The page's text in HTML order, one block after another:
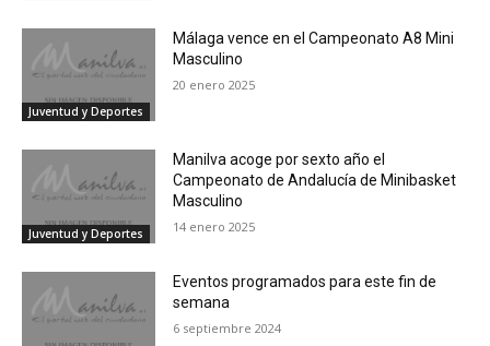
Juventud y Deportes
Málaga vence en el Campeonato A8 Mini
Masculino
20 enero 2025
Juventud y Deportes
Manilva acoge por sexto año el
Campeonato de Andalucía de Minibasket
Masculino
14 enero 2025
Eventos programados para este fin de
semana
6 septiembre 2024